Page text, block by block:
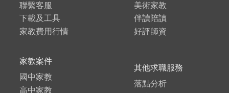
聯繫客服
下載及工具
家教費用行情
美術家教
伴讀陪讀
好評師資
家教案件
國中家教
高中家教
其他求職服務
落點分析